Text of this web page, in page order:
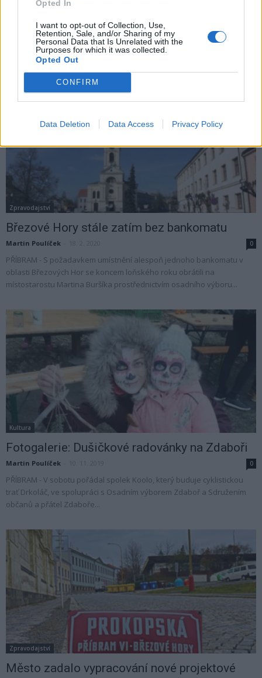
Opted In
I want to opt-out of Collection, Use,
Retention, Sale, and/or Sharing of my
Personal Data that Is Unrelated with the
Purposes for which it was collected.
Opted Out
CONFIRM
Data Deletion Data Access Privacy Policy
nájemce
Martin Poulíček - 3. 3. 2020
PŘÍBRAM – Městu se konečně podařilo najít nájemce do prázdné
budovy restaurace U Chudáčka v Žežicích. Na únorovém zasedání
zastupitelstva bylo rozhodnuto, že město...
Zpravodajství
Březové Hory stále zatím bez bankomatu
Martin Poulíček 0
PŘÍBRAM - S požadavkem umístnění alespoň jednoho bankomatu v
oblasti Březových Hor se koncem loňského roku obrátili na
místostarostu Martina Buršíka prostřednictvím osadního výboru...
Kultura
Fotogalerie: Dušičkové radovánky na Zdaboři
Martin Poulíček 0
PŘÍBRAM - V sobotu pořádal spolek Koolo, který buduje cyklistickou
trať Drkoláč, ve spolupráci s Osadním výborem Zdaboř a Sdružením
občanů a přátel Zdaboře...
Zpravodajství
Město zadalo vypracování nové projektové